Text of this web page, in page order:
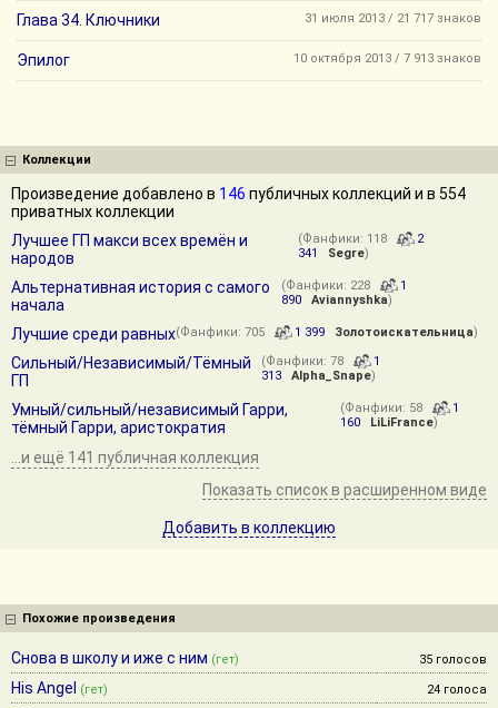
Глава 34. Ключники 31 июля 2013 / 21 717 знаков
Эпилог 10 октября 2013 / 7 913 знаков
Коллекции
Произведение добавлено в 146 публичных коллекций и в 554
приватных коллекции
Лучшее ГП макси всех времён и
народов
(Фанфики: 118
2
341
Segre)
Альтернативная история с самого
начала
(Фанфики: 228
1
890
Aviannyshka)
Лучшие среди равных(Фанфики: 705 1 399 Золотоискательница)
Сильный/Независимый/Тёмный
ГП
(Фанфики: 78
1
313
Alpha_Snape)
Умный/сильный/независимый Гарри,
тёмный Гарри, аристократия
(Фанфики: 58
1
160
LiLiFrance)
...и ещё 141 публичная коллекция
Показать список в расширенном виде
Добавить в коллекцию
Похожие произведения
Снова в школу и иже с ним (гет) 35 голосов
His Angel (гет) 24 голоса